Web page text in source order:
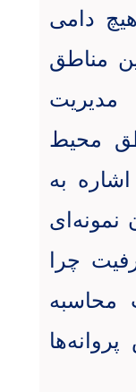
دامی
مناطق
محیط
به
نمونه‌ای
چرا
محاسبه